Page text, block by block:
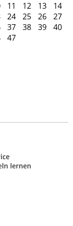
11 12 13
14
24 25 26
27
37 38 39
40
47
lernen